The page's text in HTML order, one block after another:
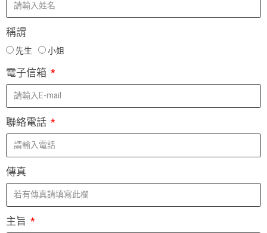
稱謂
先生 小姐
電子信箱
聯絡電話
傳真
主旨